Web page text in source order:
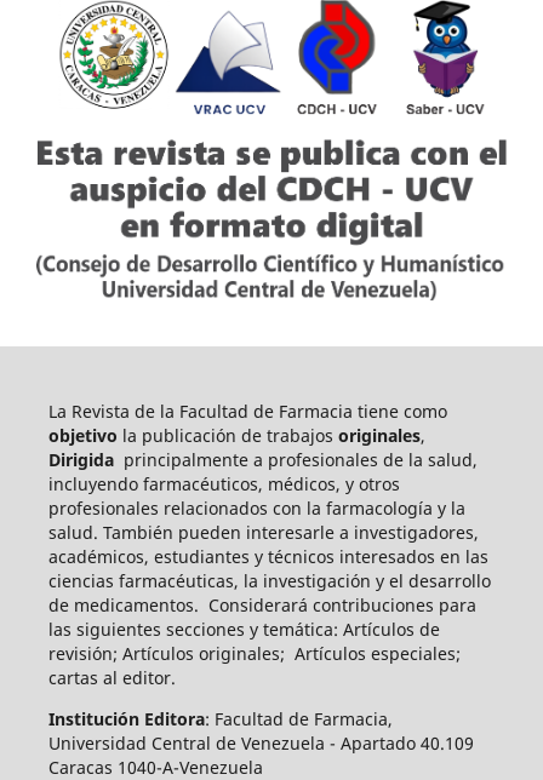
La Revista de la Facultad de Farmacia tiene como
objetivo la publicación de trabajos originales,
Dirigida principalmente a profesionales de la salud,
incluyendo farmacéuticos, médicos, y otros
profesionales relacionados con la farmacología y la
salud. También pueden interesarle a investigadores,
académicos, estudiantes y técnicos interesados en las
ciencias farmacéuticas, la investigación y el desarrollo
de medicamentos. Considerará contribuciones para
las siguientes secciones y temática: Artículos de
revisión; Artículos originales; Artículos especiales;
cartas al editor.
Institución Editora: Facultad de Farmacia,
Universidad Central de Venezuela - Apartado 40.109
Caracas 1040-A-Venezuela